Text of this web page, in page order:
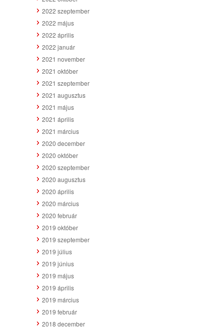
2022 szeptember
2022 május
2022 április
2022 január
2021 november
2021 október
2021 szeptember
2021 augusztus
2021 május
2021 április
2021 március
2020 december
2020 október
2020 szeptember
2020 augusztus
2020 április
2020 március
2020 február
2019 október
2019 szeptember
2019 július
2019 június
2019 május
2019 április
2019 március
2019 február
2018 december